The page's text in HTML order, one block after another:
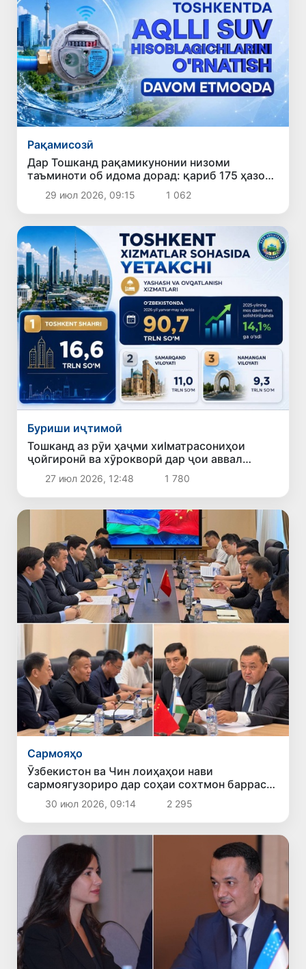
Рақамисозӣ
Дар Тошканд рақамикунонии низоми
таъминоти об идома дорад: қариб 175 ҳазор
ҳисобкунакҳои «ақлманд» насб шудааст
29 июл 2026, 09:15 1 062
Буриши иҷтимоӣ
Тошканд аз рӯи ҳаҷми хиlматрасониҳои
ҷойгиронӣ ва хӯрокворӣ дар ҷои аввал
қарор гирифт
27 июл 2026, 12:48 1 780
Сармояҳо
Ӯзбекистон ва Чин лоиҳаҳои нави
сармоягузориро дар соҳаи сохтмон баррасӣ
карданд
30 июл 2026, 09:14 2 295